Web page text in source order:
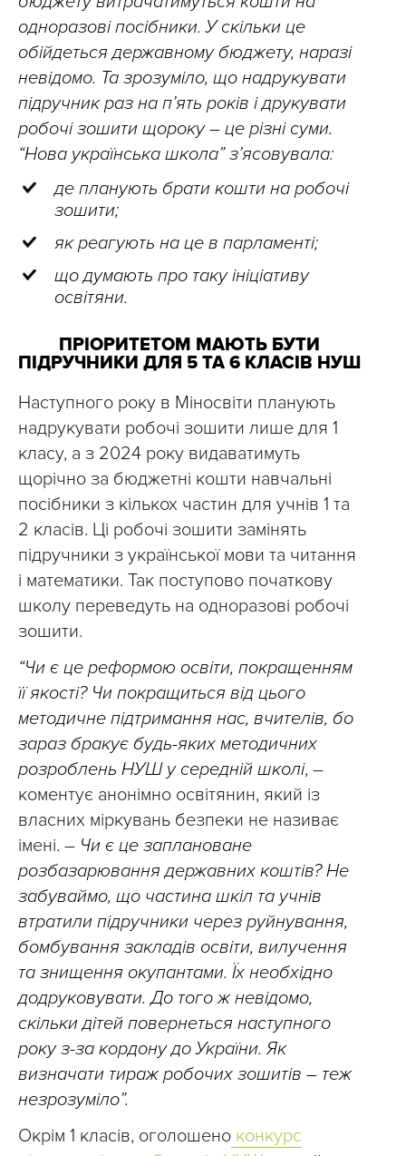
одноразові посібники. У скільки це
обійдеться державному бюджету, наразі
невідомо. Та зрозуміло, що надрукувати
підручник раз на п’ять років і друкувати
робочі зошити щороку – це різні суми.
“Нова українська школа” з’ясовувала:
де планують брати кошти на робочі
зошити;
як реагують на це в парламенті;
що думають про таку ініціативу
освітяни.
ПРІОРИТЕТОМ МАЮТЬ БУТИ
ПІДРУЧНИКИ ДЛЯ 5 ТА 6 КЛАСІВ НУШ
Наступного року в Міносвіти планують
надрукувати робочі зошити лише для 1
класу, а з 2024 року видаватимуть
щорічно за бюджетні кошти навчальні
посібники з кількох частин для учнів 1 та
2 класів. Ці робочі зошити замінять
підручники з української мови та читання
і математики. Так поступово початкову
школу переведуть на одноразові робочі
зошити.
“Чи є це реформою освіти, покращенням
її якості? Чи покращиться від цього
методичне підтримання нас, вчителів, бо
зараз бракує будь-яких методичних
розроблень НУШ у середній школі, –
коментує анонімно освітянин, який із
власних міркувань безпеки не називає
імені. – Чи є це заплановане
розбазарювання державних коштів? Не
забуваймо, що частина шкіл та учнів
втратили підручники через руйнування,
бомбування закладів освіти, вилучення
та знищення окупантами. Їх необхідно
додруковувати. До того ж невідомо,
скільки дітей повернеться наступного
року з-за кордону до України. Як
визначати тираж робочих зошитів – теж
незрозуміло”.
Окрім 1 класів, оголошено конкурс